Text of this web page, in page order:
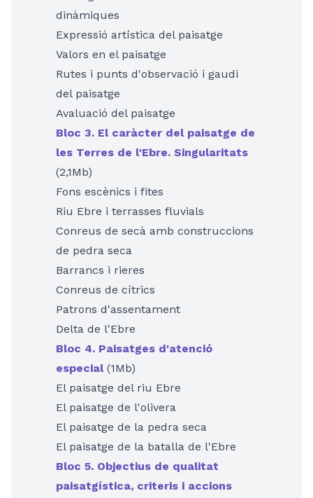
dinàmiques
Expressió artística del paisatge
Valors en el paisatge
Rutes i punts d'observació i gaudi
del paisatge
Avaluació del paisatge
Bloc 3. El caràcter del paisatge de
les Terres de l'Ebre. Singularitats
(2,1Mb)
Fons escènics i fites
Riu Ebre i terrasses fluvials
Conreus de secà amb construccions
de pedra seca
Barrancs i rieres
Conreus de cítrics
Patrons d'assentament
Delta de l'Ebre
Bloc 4. Paisatges d'atenció
especial(1Mb)
El paisatge del riu Ebre
El paisatge de l'olivera
El paisatge de la pedra seca
El paisatge de la batalla de l'Ebre
Bloc 5. Objectius de qualitat
paisatgística, criteris i accions